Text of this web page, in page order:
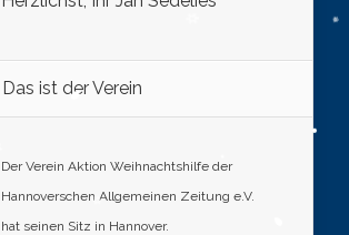
Das ist der Verein
Der Verein Aktion Weihnachtshilfe der
Hannoverschen Allgemeinen Zeitung e.V.
hat seinen Sitz in Hannover.